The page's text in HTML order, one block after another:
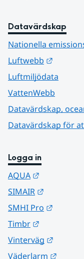
Datavärdskap
Nationella
Luftwebb
Luftmiljödata
VattenWebb
Datavärdskap,
Datavärdskap för
Logga in
AQUA
SIMAIR
SMHI Pro
Timbr
Vinterväg
Väderlarm